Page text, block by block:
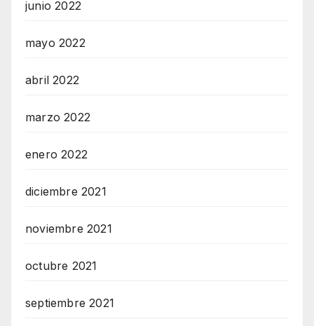
junio 2022
mayo 2022
abril 2022
marzo 2022
enero 2022
diciembre 2021
noviembre 2021
octubre 2021
septiembre 2021